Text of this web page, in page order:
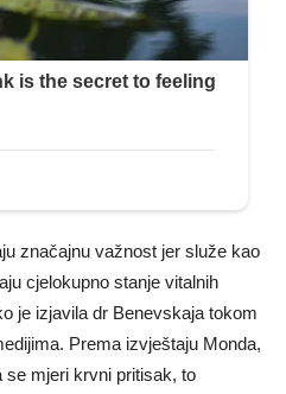
značajnu važnost jer služe kao
cjelokupno stanje vitalnih
je izjavila dr Benevskaja tokom
Prema izvještaju Monda,
se mjeri krvni pritisak, to